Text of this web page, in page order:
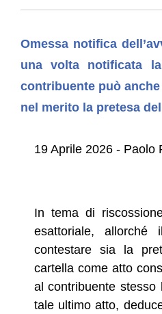
Omessa notifica
una volta notificata
contribuente può
nel merito la pretesa
19 Aprile 2026 - Paolo
In tema di
esattoriale, allorché
contestare sia la
cartella come atto
al contribuente
tale ultimo atto,